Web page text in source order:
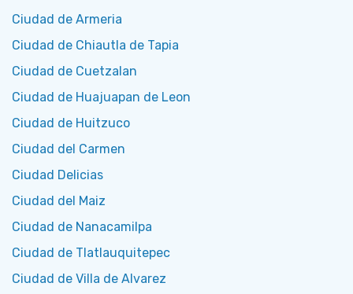
Ciudad de Armeria
Ciudad de Chiautla de Tapia
Ciudad de Cuetzalan
Ciudad de Huajuapan de Leon
Ciudad de Huitzuco
Ciudad del Carmen
Ciudad Delicias
Ciudad del Maiz
Ciudad de Nanacamilpa
Ciudad de Tlatlauquitepec
Ciudad de Villa de Alvarez